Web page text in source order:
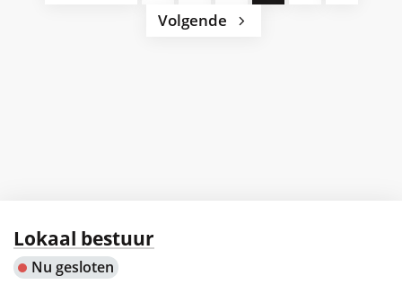
Volgende
Contact
Lokaal bestuur
Nu gesloten